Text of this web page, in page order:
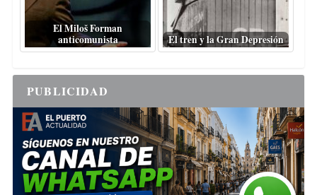
El Miloš Forman
anticomunista
El tren y la Gran Depresión
PUBLICIDAD